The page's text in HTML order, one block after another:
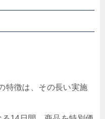
特徴は、その長い実施